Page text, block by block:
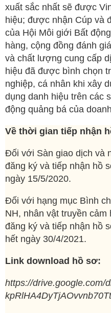
xuất sắc nhất sẽ được
hiệu; được nhận Cúp và
của Hội Môi giới Bất
hàng, cộng đồng đánh
và chất lượng cung cấp
hiệu đã được bình chọn
nghiệp, cá nhân khi xây
dụng danh hiệu trên các
động quảng bá của
Về thời gian tiếp nhận
Đối với Sàn giao dịch và
đăng ký và tiếp nhận hồ
ngày 15/5/2020.
Đối với hạng mục Bình
NH, nhân vật truyền
đăng ký và tiếp nhận hồ
hết ngày 30/4/2021.
Link download hồ sơ:
https://drive.google.com/